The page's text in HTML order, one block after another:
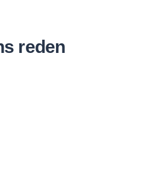
reden